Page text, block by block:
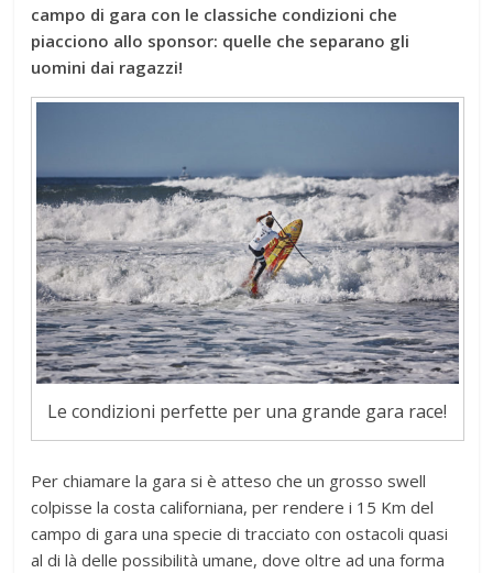
campo di gara con le classiche condizioni che
piacciono allo sponsor: quelle che separano gli
uomini dai ragazzi!
Le condizioni perfette per una grande gara race!
Per chiamare la gara si è atteso che un grosso swell
colpisse la costa californiana, per rendere i 15 Km del
campo di gara una specie di tracciato con ostacoli quasi
al di là delle possibilità umane, dove oltre ad una forma